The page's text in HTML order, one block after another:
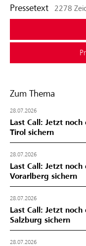
Pressetext 2278
Zum Thema
28.07.2026
Last Call: Jetzt
Tirol sichern
28.07.2026
Last Call: Jetzt
Vorarlberg sichern
28.07.2026
Last Call: Jetzt
Salzburg sichern
28.07.2026